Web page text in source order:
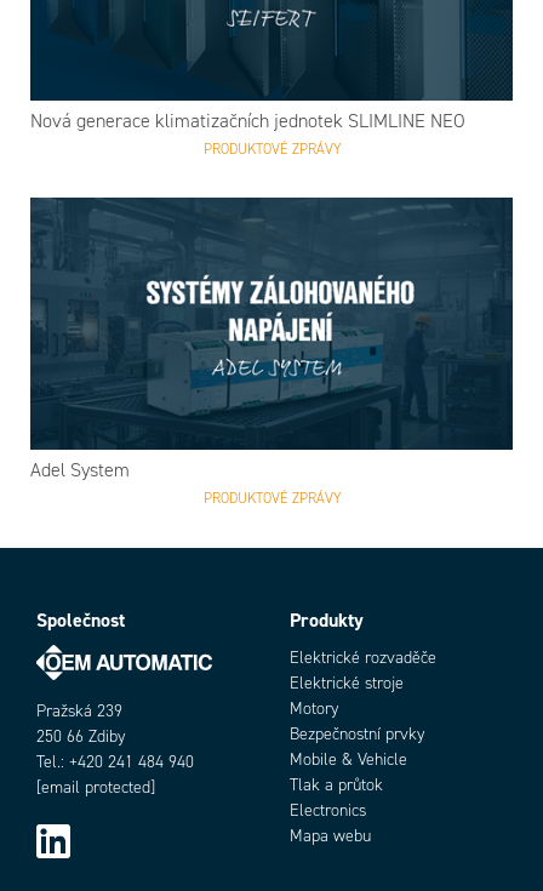
Nová generace klimatizačních jednotek SLIMLINE NEO
PRODUKTOVÉ ZPRÁVY
Adel System
PRODUKTOVÉ ZPRÁVY
Společnost
Pražská 239
250 66 Zdiby
Tel.: +420 241 484 940
[email protected]
Produkty
Elektrické rozvaděče
Elektrické stroje
Motory
Bezpečnostní prvky
Mobile & Vehicle
Tlak a průtok
Electronics
Mapa webu